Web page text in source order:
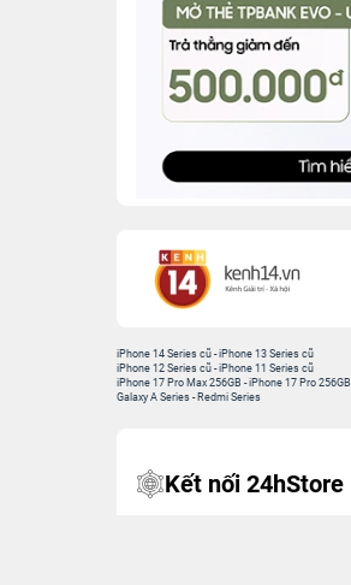
iPhone 14 Series cũ -iPhone 13 Series cũ
iPhone 12 Series cũ -iPhone 11 Series cũ
iPhone 17 Pro Max 256GB -iPhone 17 Pro 256GB
Galaxy A Series - Redmi Series
Kết nối 24hStore